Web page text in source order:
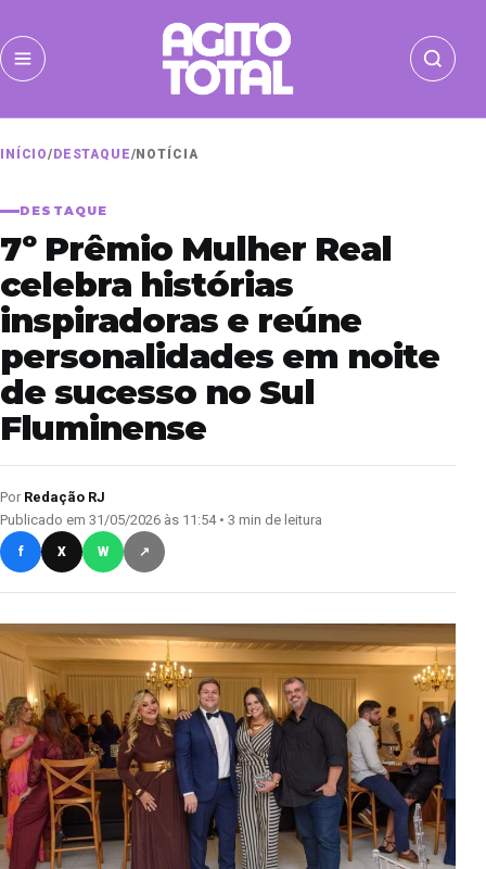
INÍCIO/ DESTAQUE/ NOTÍCIA
DESTAQUE
7º Prêmio Mulher Real
celebra histórias
inspiradoras e reúne
personalidades em noite
de sucesso no Sul
Fluminense
Por Redação RJ
Publicado em 31/05/2026 às 11:54 • 3 min de leitura
f X W ↗